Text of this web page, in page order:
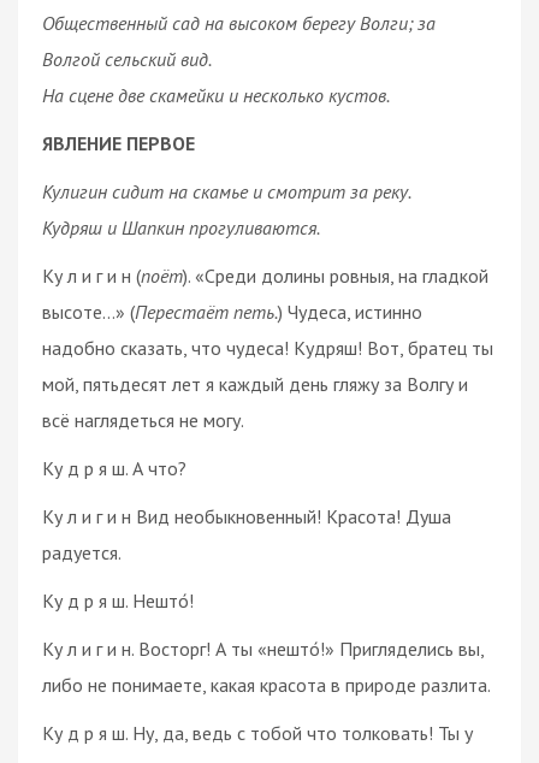
Общественный сад на высоком берегу Волги; за
Волгой сельский вид.
На сцене две скамейки и несколько кустов.
ЯВЛЕНИЕ ПЕРВОЕ
Кулигин сидит на скамье и смотрит за реку.
Кудряш и Шапкин прогуливаются.
Ку л и г и н (поёт). «Среди долины ровныя, на гладкой
высоте…» (Перестаёт петь.) Чудеса, истинно
надобно сказать, что чудеса! Кудряш! Вот, братец ты
мой, пятьдесят лет я каждый день гляжу за Волгу и
всё наглядеться не могу.
Ку д р я ш. А что?
Ку л и г и н Вид необыкновенный! Красота! Душа
радуется.
Ку д р я ш. Нешто́!
Ку л и г и н. Восторг! А ты «нешто́!» Пригляделись вы,
либо не понимаете, какая красота в природе разлита.
Ку д р я ш. Ну, да, ведь с тобой что толковать! Ты у